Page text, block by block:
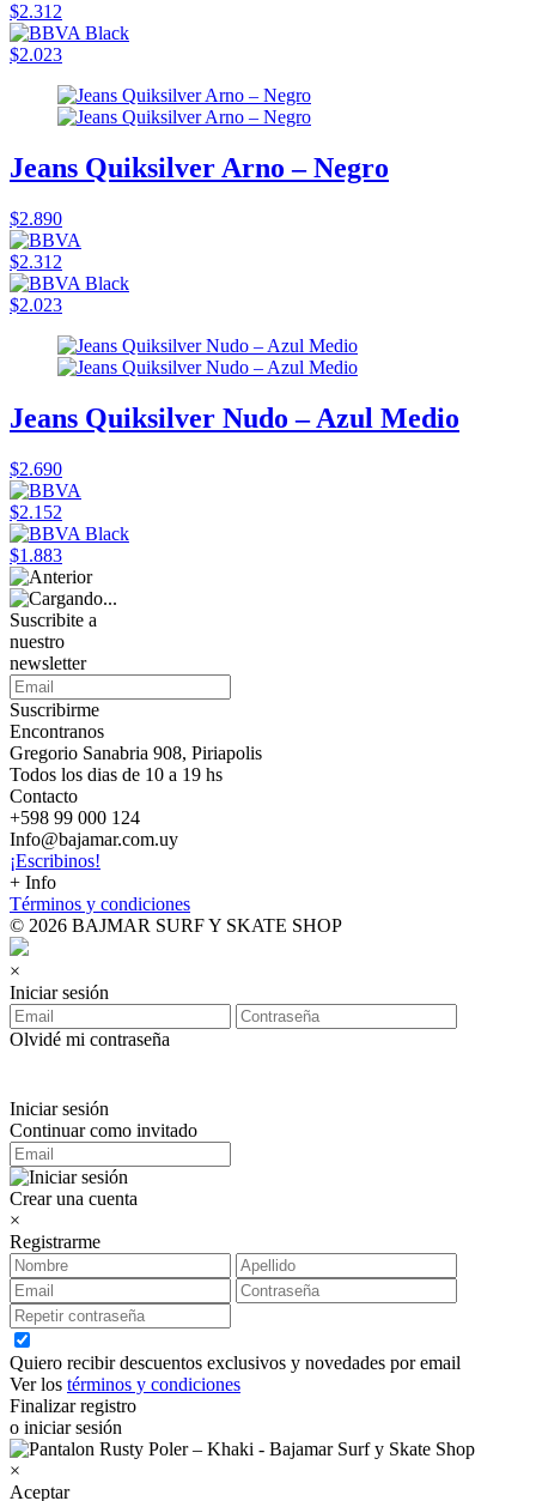
$2.312
$2.023
Jeans Quiksilver Arno – Negro
$2.890
$2.312
$2.023
Jeans Quiksilver Nudo – Azul Medio
$2.690
$2.152
$1.883
Suscribite a
nuestro
newsletter
Suscribirme
Encontranos
Gregorio Sanabria 908, Piriapolis
Todos los dias de 10 a 19 hs
Contacto
+598 99 000 124
Info@bajamar.com.uy
¡Escribinos!
+ Info
Términos y condiciones
© 2026 BAJMAR SURF Y SKATE SHOP
×
Iniciar sesión
Olvidé mi contraseña
Iniciar sesión
Continuar como invitado
Crear una cuenta
×
Registrarme
Quiero recibir descuentos exclusivos y novedades por email
Ver los términos y condiciones
Finalizar registro
o iniciar sesión
×
Aceptar